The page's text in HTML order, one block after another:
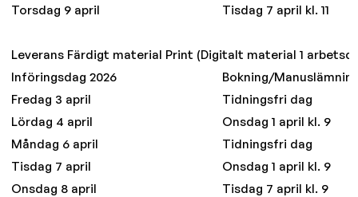
Torsdag 9 april
Tisdag 7 april kl. 11
Leverans Färdigt material Print (Digitalt material 1
Införingsdag 2026
Bokning/
Fredag 3 april
Tidningsfri dag
Lördag 4 april
Onsdag 1 april kl. 9
Måndag 6 april
Tidningsfri dag
Tisdag 7 april
Onsdag 1 april kl. 9
Onsdag 8 april
Tisdag 7 april kl. 9